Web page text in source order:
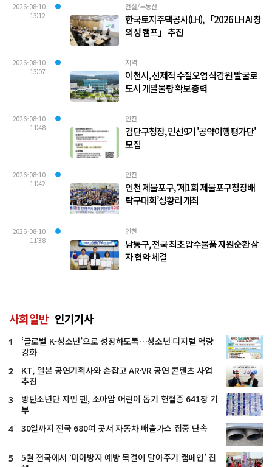
2026-08-10
13:12
건설/부동산
한국토지주택공사(LH), 「2026 LH AI 창
의성 캠프」 추진
2026-08-10
13:07
지역
이천시, 선제적 수질오염 삭감원 발굴로
도시 개발물량 확보 총력
2026-08-10
11:48
인천
검단구청장, 민선9기 '공약이행평가단'
모집
2026-08-10
11:42
인천
인천 제물포구, ‘제1회 제물포구청장배
탁구대회’성황리 개최
2026-08-10
11:38
인천
남동구, 전국 최초 압수물품 자원순환 삼
자 협약 체결
사회일반 인기기사
1
‘글로벌 K-청소년’으로 성장하도록…청소년 디지털 역량
강화
2
KT, 일본 공연기획사와 손잡고 AR·VR 공연 콘텐츠 사업
추진
3
방탄소년단 지민 팬, 소아암 어린이 돕기 헌혈증 641장 기
부
4 30일까지 전국 680여 곳서 자동차 배출가스 집중 단속
5
5월 전국에서 ‘미아방지 예방 목걸이 달아주기 캠페인’ 진